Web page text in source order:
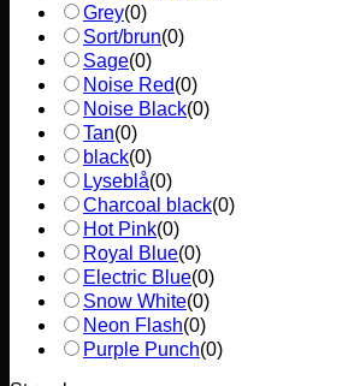
Grey(0)
Sort/brun(0)
Sage(0)
Noise Red(0)
Noise Black(0)
Tan(0)
black(0)
Lyseblå(0)
Charcoal black(0)
Hot Pink(0)
Royal Blue(0)
Electric Blue(0)
Snow White(0)
Neon Flash(0)
Purple Punch(0)